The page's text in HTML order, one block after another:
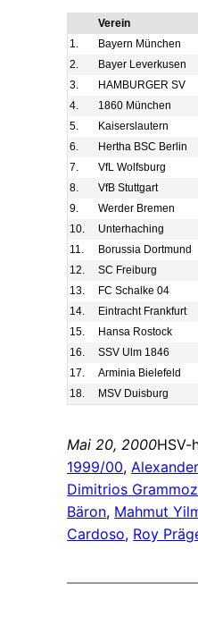
Verein
1.
Bayern München
2.
Bayer Leverkusen
3.
HAMBURGER SV
4.
1860 München
5.
Kaiserslautern
6.
Hertha BSC Berlin
7.
VfL Wolfsburg
8.
VfB Stuttgart
9.
Werder Bremen
10.
Unterhaching
11.
Borussia Dortmund
12.
SC Freiburg
13.
FC Schalke 04
14.
Eintracht Frankfurt
15.
Hansa Rostock
16.
SSV Ulm 1846
17.
Arminia Bielefeld
18.
MSV Duisburg
Mai 20, 2000HSV-
1999/00,
Dimitrios
Bäron, Mahmut
Cardoso, Roy